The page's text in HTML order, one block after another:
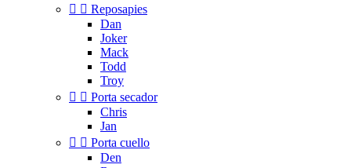
  Reposapies
Dan
Joker
Mack
Todd
Troy
  Porta secador
Chris
Jan
  Porta cuello
Den